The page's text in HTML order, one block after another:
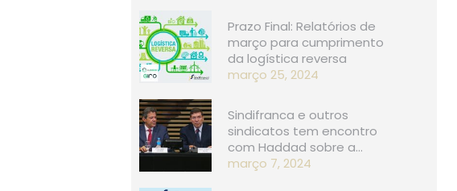
Prazo Final: Relatórios de
março para cumprimento
da logística reversa
março 25, 2024
Sindifranca e outros
sindicatos tem encontro
com Haddad sobre a…
março 7, 2024